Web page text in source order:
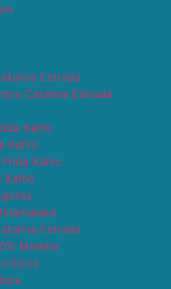
Estrada
Catalina Estrada
Kahlo
Kahlo
Kahlo
Kahlo
Estrada
Madera